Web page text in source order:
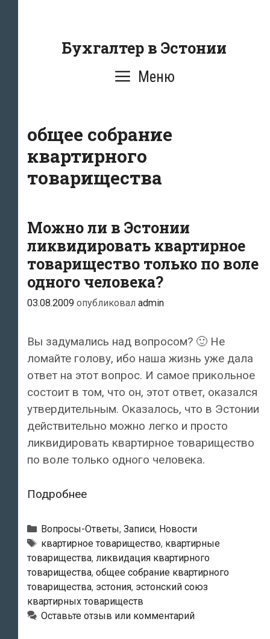
содержаниюБухгалтер в Эстонии
Меню
общее собрание
квартирного
товарищества
Можно ли в Эстонии
ликвидировать квартирное
товарищество только по воле
одного человека?
03.08.2009 опубликовал admin
Вы задумались над вопросом? 🙂 Не
ломайте голову, ибо наша жизнь уже дала
ответ на этот вопрос. И самое прикольное
состоит в том, что он, этот ответ, оказался
утвердительным. Оказалось, что в Эстонии
действительно можно легко и просто
ликвидировать квартирное товарищество
по воле только одного человека.
ПодробнееМожно
в
Эстонии
ликвидировать
квартирное
товарищество
только
Рубрики
Вопросы-Ответы, Записи, Новости
Метки
квартирное товарищество, квартирные
товарищества, ликвидация квартирного
товарищества, общее собрание квартирного
товарищества, эстония, эстонский союз
квартирных товариществ
Оставьте отзыв или комментарий